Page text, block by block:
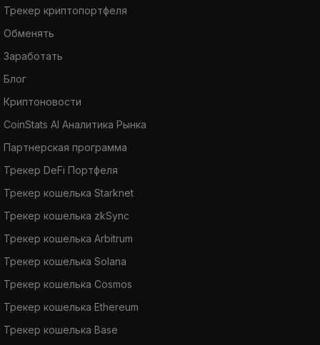
Трекер криптопортфеля
Обменять
Заработать
Блог
Криптоновости
CoinStats AI Аналитика Рынка
Партнерская программа
Трекер DeFi Портфеля
Трекер кошелька Starknet
Трекер кошелька zkSync
Трекер кошелька Arbitrum
Трекер кошелька Solana
Трекер кошелька Cosmos
Трекер кошелька Ethereum
Трекер кошелька Base